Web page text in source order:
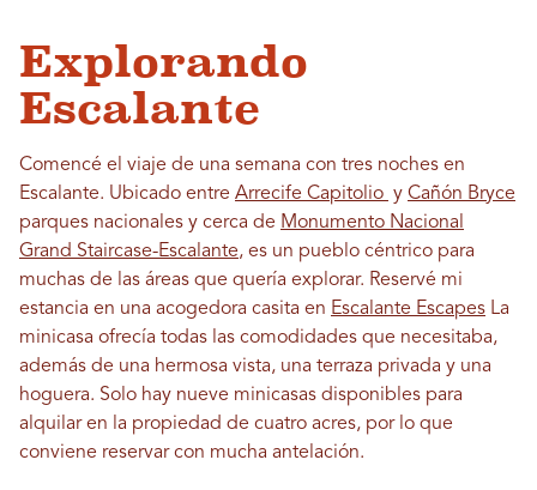
Explorando
Escalante
Comencé el viaje de una semana con tres noches en
Escalante. Ubicado entre Arrecife Capitolio y Cañón Bryce
parques nacionales y cerca de Monumento Nacional
Grand Staircase-Escalante, es un pueblo céntrico para
muchas de las áreas que quería explorar. Reservé mi
estancia en una acogedora casita en Escalante Escapes La
minicasa ofrecía todas las comodidades que necesitaba,
además de una hermosa vista, una terraza privada y una
hoguera. Solo hay nueve minicasas disponibles para
alquilar en la propiedad de cuatro acres, por lo que
conviene reservar con mucha antelación.